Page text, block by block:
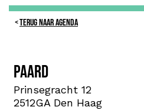
TERUG NAAR AGENDA
PAARD
Prinsegracht 12
2512GA Den Haag